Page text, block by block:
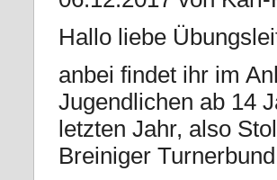
Hallo liebe
anbei findet ihr im
Jugendlichen ab 14
letzten Jahr, also
Breiniger